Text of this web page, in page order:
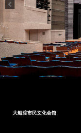
大船渡市民文化会館